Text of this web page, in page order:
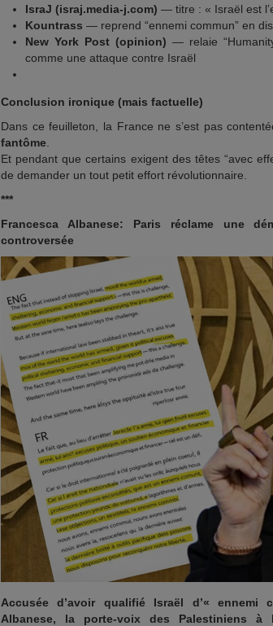
IsraJ (israj.media-j.com) — titre : « Israël est
Kountrass — reprend “ennemi commun” en
New York Post (opinion) — relaie
comme une attaque contre Israël
Conclusion ironique (mais factuelle)
Dans ce feuilleton, la France ne s’est pas
fantôme
Et pendant que certains exigent des têtes “avec
de demander un tout petit effort révolutionnaire.
***
Francesca Albanese: Paris réclame une
controversée
Accusée d’avoir qualifié Israël d’« ennemi
Albanese, la porte-voix des Palestiniens à